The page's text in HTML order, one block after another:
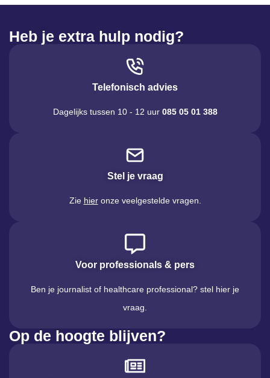
Heb je extra hulp nodig?
Telefonisch advies
Dagelijks tussen 10 - 12 uur 085 05 01 388
Stel je vraag
Zie hieronze veelgestelde vragen.
Voor professionals & pers
Ben je journalist of healthcare professional? stel hier je
vraag.
Op de hoogte blijven?